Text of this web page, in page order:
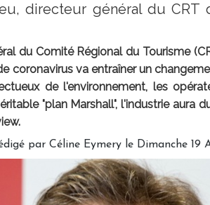
directeur général du CRT
du Comité Régional du Tourisme
coronavirus va entraîner un
de l'environnement, les
"plan Marshall", l'industrie aura
par Céline Eymery le Dimanche 19